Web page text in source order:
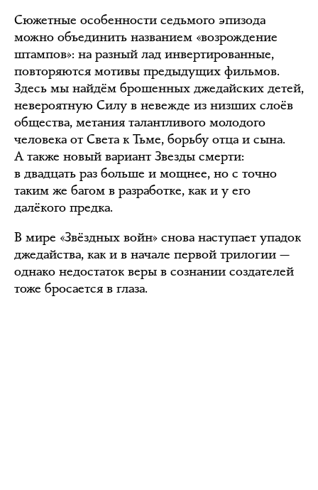
Сюжетные особенности седьмого эпизода
можно объединить названием «возрождение
штампов»: на разный лад инвертированные,
повторяются мотивы предыдущих фильмов.
Здесь мы найдём брошенных джедайских детей,
невероятную Силу в невежде из низших слоёв
общества, метания талантливого молодого
человека от Света к Тьме, борьбу отца и сына.
А также новый вариант Звезды смерти:
в двадцать раз больше и мощнее, но с точно
таким же багом в разработке, как и у его
далёкого предка.
В мире «Звёздных войн» снова наступает упадок
джедайства, как и в начале первой трилогии —
однако недостаток веры в сознании создателей
тоже бросается в глаза.